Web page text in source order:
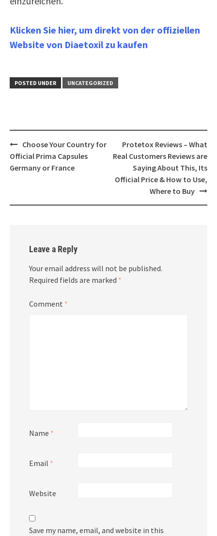
Klicken Sie hier, um direkt von der offiziellen
Website von Diaetoxil zu kaufen
POSTED UNDER UNCATEGORIZED
Post
navigation
Choose Your Country for
Official Prima Capsules
Germany or France
Protetox Reviews – What
Real Customers Reviews are
Saying About This, Its
Official Price & How to Use,
Where to Buy
Leave a Reply
Your email address will not be published.
Required fields are marked *
Comment *
Name *
Email *
Website
Save my name, email, and website in this